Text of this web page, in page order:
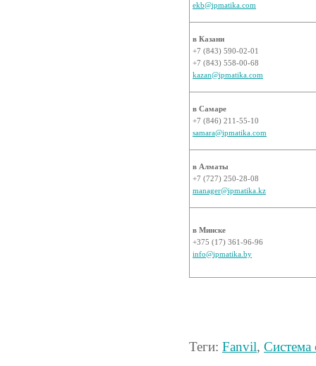
ekb@ipmatika.com
в Казани
+7 (843) 590-02-01
+7 (843) 558-00-68
kazan@ipmatika.com
в Самаре
+7 (846) 211-55-10
samara@ipmatika.com
в Алматы
+7 (727) 250-28-08
manager@ipmatika.kz
в Минске
+375 (17) 361-96-96
info@ipmatika.by
Теги: Fanvil, Система